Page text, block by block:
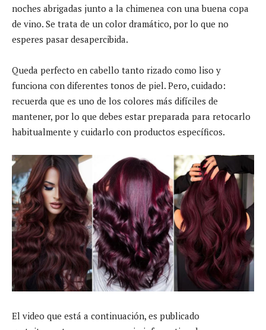
noches abrigadas junto a la chimenea con una buena copa
de vino. Se trata de un color dramático, por lo que no
esperes pasar desapercibida.
Queda perfecto en cabello tanto rizado como liso y
funciona con diferentes tonos de piel. Pero, cuidado:
recuerda que es uno de los colores más difíciles de
mantener, por lo que debes estar preparada para retocarlo
habitualmente y cuidarlo con productos específicos.
El video que está a continuación, es publicado